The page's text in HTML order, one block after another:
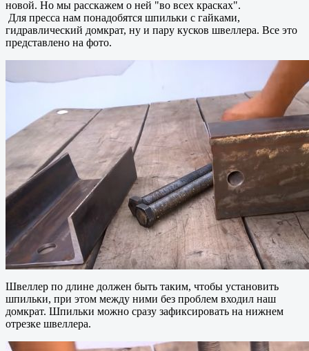
новой. Но мы расскажем о ней "во всех красках".
Для пресса нам понадобятся шпильки с гайками,
гидравлический домкрат, ну и пару кусков швеллера. Все это
представлено на фото.
Швеллер по длине должен быть таким, чтобы установить
шпильки, при этом между ними без проблем входил наш
домкрат. Шпильки можно сразу зафиксировать на нижнем
отрезке швеллера.